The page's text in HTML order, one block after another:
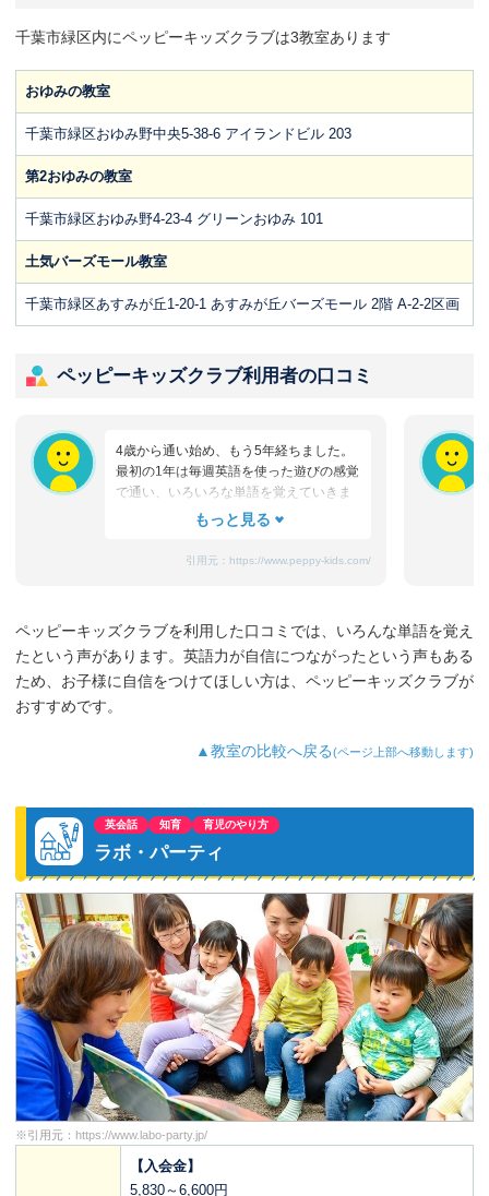
千葉市緑区内にペッピーキッズクラブは3教室あります
おゆみの教室
千葉市緑区おゆみ野中央5-38-6 アイランドビル 203
第2おゆみの教室
千葉市緑区おゆみ野4-23-4 グリーンおゆみ 101
土気バーズモール教室
千葉市緑区あすみが丘1-20-1 あすみが丘バーズモール 2階 A-2-2区画
ペッピーキッズクラブ利用者の口コミ
4歳から通い始め、もう5年経ちました。
最初の1年は毎週英語を使った遊びの感覚
で通い、いろいろな単語を覚えていきま
した。2年～3年後は妹に先生の真似をし
ァベットを2人で大きな声で復唱していま
通っています。習い事で英語・習字・ス
イミングに通っているので『部活動が始
まったらどれか辞める?』と娘に聞くと
からも成長して欲しいと思います。
引用元： https://www.peppy-kids.com/
ペッピーキッズクラブを利用した口コミでは、いろんな単語を覚え
たという声があります。英語力が自信につながったという声もある
ため、お子様に自信をつけてほしい方は、ペッピーキッズクラブが
おすすめです。
▲教室の比較へ戻る(ページ上部へ移動します)
英会話 知育 育児のやり方
ラボ・パーティ
※引用元： https://www.labo-party.jp/
【入会金】
5,830～6,600円